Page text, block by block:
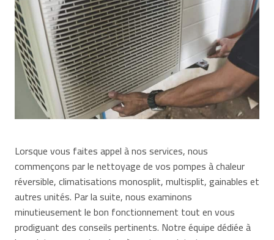
Lorsque vous faites appel à nos services, nous
commençons par le nettoyage de vos pompes à chaleur
réversible, climatisations monosplit, multisplit, gainables et
autres unités. Par la suite, nous examinons
minutieusement le bon fonctionnement tout en vous
prodiguant des conseils pertinents. Notre équipe dédiée à